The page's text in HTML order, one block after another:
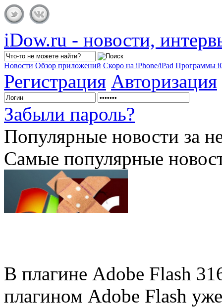
iDow.ru - новости,
Новости Обзор приложений Скоро на iPhone/iPad Программы
Регистрация Авторизация
Забыли пароль?
Популярные новости за
Самые популярные
В плагине Adobe Flash
плагином Adobe Flash